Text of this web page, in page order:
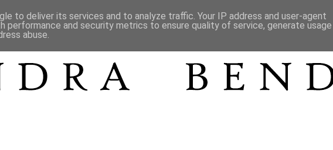
to deliver its services and to analyze traffic. Your IP address and user-agent
performance and security metrics to ensure quality of service, generate usage
abuse.